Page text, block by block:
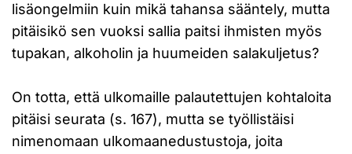
lisäongelmiin kuin mikä tahansa sääntely, mutta
pitäisikö sen vuoksi sallia paitsi ihmisten myös
tupakan, alkoholin ja huumeiden salakuljetus?
On totta, että ulkomaille palautettujen kohtaloita
pitäisi seurata (s. 167), mutta se työllistäisi
nimenomaan ulkomaanedustustoja, joita